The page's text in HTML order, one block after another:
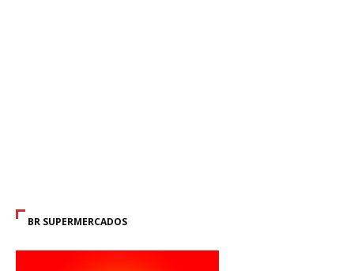
BR SUPERMERCADOS